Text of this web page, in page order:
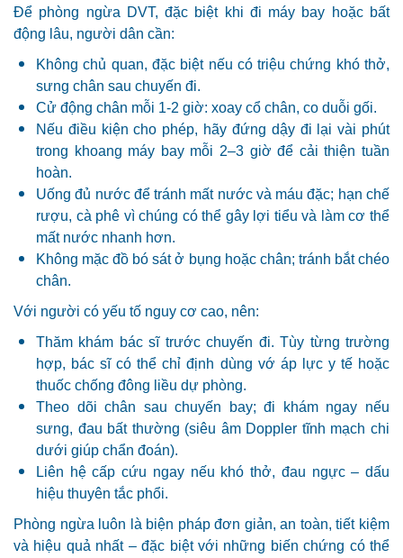
Để phòng ngừa DVT, đặc biệt khi đi máy bay hoặc bất
động lâu, người dân cần:
Không chủ quan, đặc biệt nếu có triệu chứng khó thở,
sưng chân sau chuyến đi.
Cử động chân mỗi 1-2 giờ: xoay cổ chân, co duỗi gối.
Nếu điều kiện cho phép, hãy đứng dậy đi lại vài phút
trong khoang máy bay mỗi 2–3 giờ để cải thiện tuần
hoàn.
Uống đủ nước để tránh mất nước và máu đặc; hạn chế
rượu, cà phê vì chúng có thể gây lợi tiểu và làm cơ thể
mất nước nhanh hơn.
Không mặc đồ bó sát ở bụng hoặc chân; tránh bắt chéo
chân.
Với người có yếu tố nguy cơ cao, nên:
Thăm khám bác sĩ trước chuyến đi. Tùy từng trường
hợp, bác sĩ có thể chỉ định dùng vớ áp lực y tế hoặc
thuốc chống đông liều dự phòng.
Theo dõi chân sau chuyến bay; đi khám ngay nếu
sưng, đau bất thường (siêu âm Doppler tĩnh mạch chi
dưới giúp chẩn đoán).
Liên hệ cấp cứu ngay nếu khó thở, đau ngực – dấu
hiệu thuyên tắc phổi.
Phòng ngừa luôn là biện pháp đơn giản, an toàn, tiết kiệm
và hiệu quả nhất – đặc biệt với những biến chứng có thể